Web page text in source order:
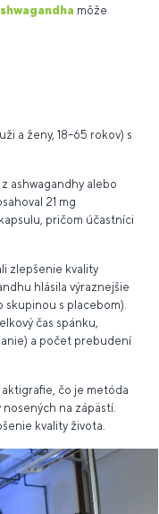
môže
a ženy, 18–65 rokov) s
ashwagandhy alebo
21 mg
pričom účastníci
zlepšenie kvality
hlásila výraznejšie
skupinou s placebom).
čas spánku,
a počet prebudení
čo je metóda
na zápästí.
kvality života.